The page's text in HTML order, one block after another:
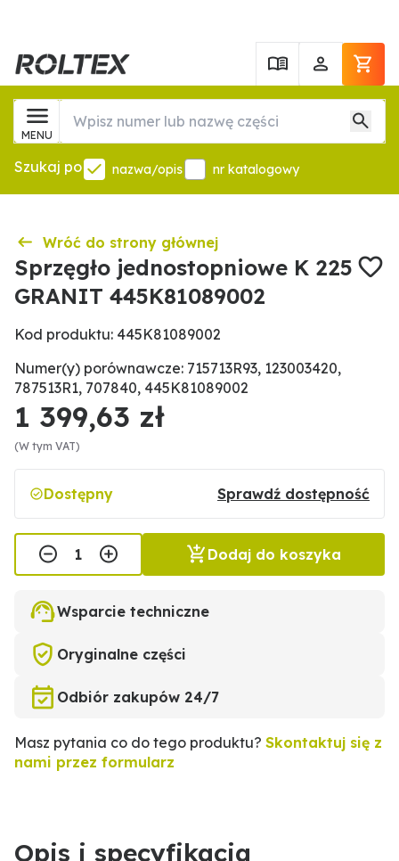
MENU
Szukaj po nazwa/opis nr katalogowy
Wróć do strony głównej
Sprzęgło jednostopniowe K 225
GRANIT 445K81089002
Kod produktu: 445K81089002
Numer(y) porównawcze: 715713R93, 123003420,
787513R1, 707840, 445K81089002
1 399,63 zł
(W tym VAT)
Dostępny Sprawdź dostępność
Dodaj do koszyka
Wsparcie techniczne
Oryginalne części
Odbiór zakupów 24/7
Masz pytania co do tego produktu? Skontaktuj się z
nami przez formularz
Opis i specyfikacja